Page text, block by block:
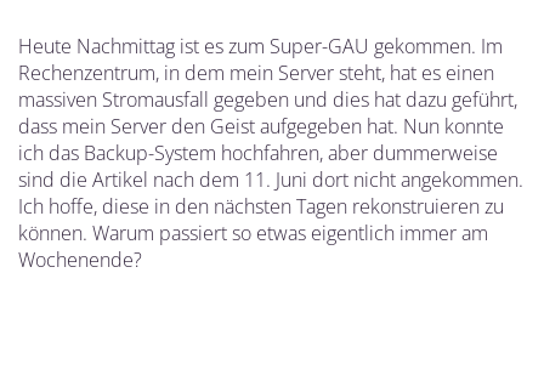
Heute Nachmittag ist es zum Super-GAU gekommen. Im
Rechenzentrum, in dem mein Server steht, hat es einen
massiven Stromausfall gegeben und dies hat dazu geführt,
dass mein Server den Geist aufgegeben hat. Nun konnte
ich das Backup-System hochfahren, aber dummerweise
sind die Artikel nach dem 11. Juni dort nicht angekommen.
Ich hoffe, diese in den nächsten Tagen rekonstruieren zu
können. Warum passiert so etwas eigentlich immer am
Wochenende?